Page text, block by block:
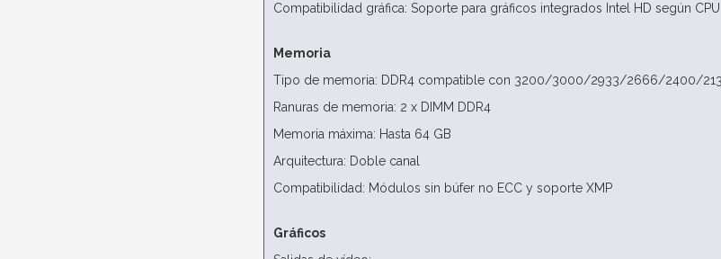
Compatibilidad gráfica: Soporte para gráficos integrados Intel HD según CPU
Memoria
Tipo de memoria: DDR4 compatible con 3200/3000/2933/2666/2400/
Ranuras de memoria: 2 x DIMM DDR4
Memoria máxima: Hasta 64 GB
Arquitectura: Doble canal
Compatibilidad: Módulos sin búfer no ECC y soporte XMP
Gráficos